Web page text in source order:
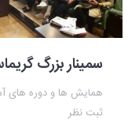
سمینار بزرگ
همایش ها و دوره های
ثبت نظر